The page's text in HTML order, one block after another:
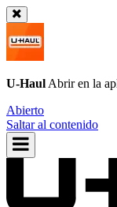
U-Haul Abrir en la
Abierto
Saltar al contenido